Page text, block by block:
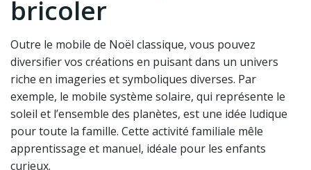
bricoler
Outre le mobile de Noël classique, vous pouvez
diversifier vos créations en puisant dans un univers
riche en imageries et symboliques diverses. Par
exemple, le mobile système solaire, qui représente le
soleil et l’ensemble des planètes, est une idée ludique
pour toute la famille. Cette activité familiale mêle
apprentissage et manuel, idéale pour les enfants
curieux.